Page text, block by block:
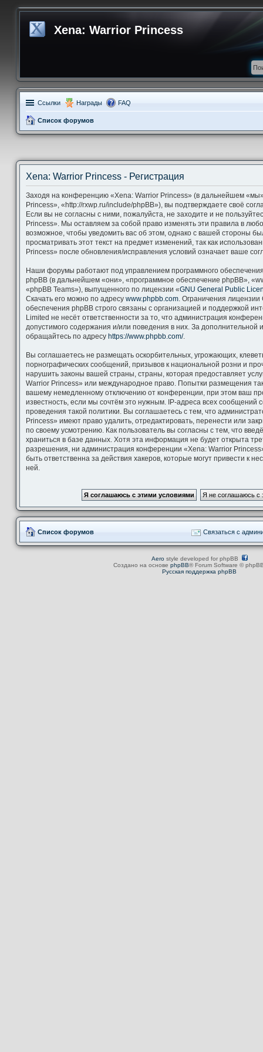
Xena: Warrior Princess
Ссылки Награды FAQ
Список форумов
Xena: Warrior Princess - Регистрация
Заходя на конференцию «Xena: Warrior Princess» (в дальнейшем
Princess», «http://rxwp.ru/include/phpBB»), вы подтверждаете своё
Если вы не согласны с ними, пожалуйста, не заходите и не
Princess». Мы оставляем за собой право изменять эти правила в
возможное, чтобы уведомить вас об этом, однако с вашей стороны
просматривать этот текст на предмет изменений, так как
Princess» после обновления/исправления условий означает ваше
Наши форумы работают под управлением программного
phpBB (в дальнейшем «они», «программное обеспечение phpBB»,
«phpBB Teams»), выпущенного по лицензии «GNU General Public
Скачать его можно по адресу www.phpbb.com. Ограничения лицензии
обеспечения phpBB строго связаны с организацией и поддержкой
Limited не несёт ответственности за то, что администрация
допустимого содержания и/или поведения в них. За
обращайтесь по адресу https://www.phpbb.com/.
Вы соглашаетесь не размещать оскорбительных, угрожающих,
порнографических сообщений, призывов к национальной розни и
нарушить законы вашей страны, страны, которая предоставляет
Warrior Princess» или международное право. Попытки размещения
вашему немедленному отключению от конференции, при этом ваш
известность, если мы сочтём это нужным. IP-адреса всех сообщений
проведения такой политики. Вы соглашаетесь с тем, что
Princess» имеют право удалить, отредактировать, перенести или
по своему усмотрению. Как пользователь вы согласны с тем, что
храниться в базе данных. Хотя эта информация не будет открыта
разрешения, ни администрация конференции «Xena: Warrior
быть ответственна за действия хакеров, которые могут привести к
ней.
Список форумов Связаться с
Aerostyle developed for phpBB
Создано на основе phpBB® Forum Software ©
Русская поддержка phpBB